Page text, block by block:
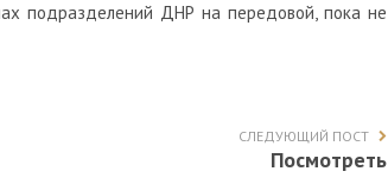
подразделений ДНР на передовой, пока не
СЛЕДУЮЩИЙ ПОСТ
Посмотреть